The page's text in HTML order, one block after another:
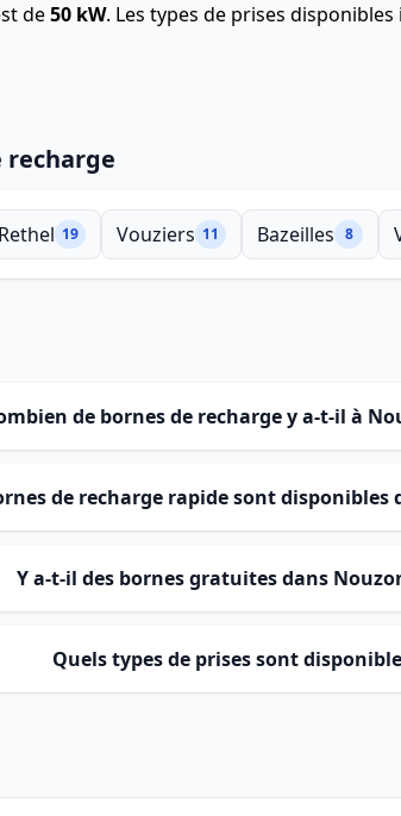
de50 kW. Les types de prises
recharge
Rethel 19 Vouziers 11 Bazeilles 8
de bornes de recharge y a-t-il à
de recharge rapide sont disponibles
Y a-t-il des bornes gratuites dans
Quels types de prises sont